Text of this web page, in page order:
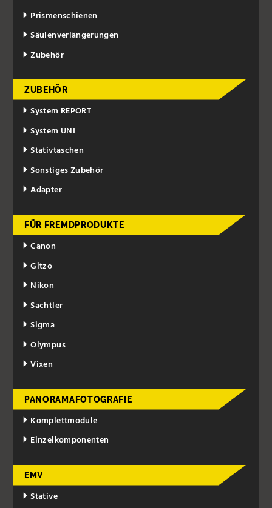
Prismenschienen
Säulenverlängerungen
Zubehör
ZUBEHÖR
System REPORT
System UNI
Stativtaschen
Sonstiges Zubehör
Adapter
FÜR FREMDPRODUKTE
Canon
Gitzo
Nikon
Sachtler
Sigma
Olympus
Vixen
PANORAMAFOTOGRAFIE
Komplettmodule
Einzelkomponenten
EMV
Stative